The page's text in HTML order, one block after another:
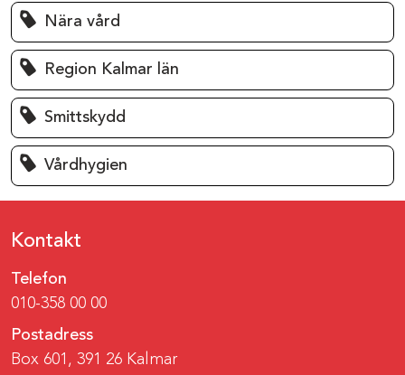
Nära vård
Region Kalmar län
Smittskydd
Vårdhygien
Kontakt
Telefon
010-358 00 00
Postadress
Box 601, 391 26 Kalmar